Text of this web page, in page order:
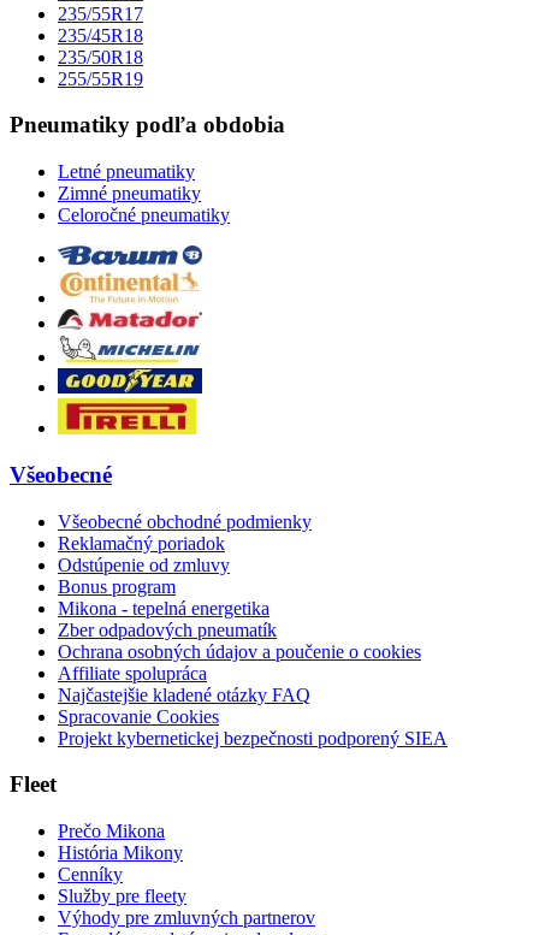
235/55R17
235/45R18
235/50R18
255/55R19
Pneumatiky podľa obdobia
Letné pneumatiky
Zimné pneumatiky
Celoročné pneumatiky
Všeobecné
Všeobecné obchodné podmienky
Reklamačný poriadok
Odstúpenie od zmluvy
Bonus program
Mikona - tepelná energetika
Zber odpadových pneumatík
Ochrana osobných údajov a poučenie o cookies
Affiliate spolupráca
Najčastejšie kladené otázky FAQ
Spracovanie Cookies
Projekt kybernetickej bezpečnosti podporený SIEA
Fleet
Prečo Mikona
História Mikony
Cenníky
Služby pre fleety
Výhody pre zmluvných partnerov